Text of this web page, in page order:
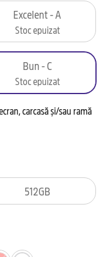
Excelent - A
Stoc epuizat
Bun - C
Stoc epuizat
carcasă și/sau ramă
512GB